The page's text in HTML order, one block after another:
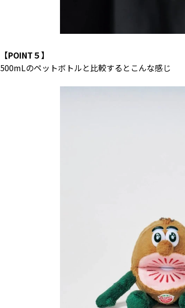
【POINT５】
500mLのペットボトルと比較するとこんな感じ